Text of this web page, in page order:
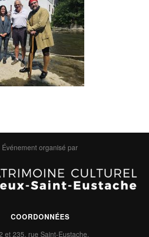
Événement organisé par
COORDONNÉES
et 235, rue Saint-Eustache,